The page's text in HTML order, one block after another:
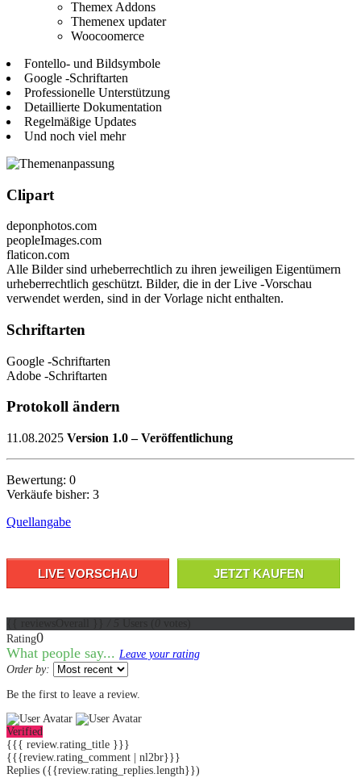
Themex Addons
Themenex updater
Woocoomerce
Fontello- und Bildsymbole
Google -Schriftarten
Professionelle Unterstützung
Detaillierte Dokumentation
Regelmäßige Updates
Und noch viel mehr
Clipart
deponphotos.com
peopleImages.com
flaticon.com
Alle Bilder sind urheberrechtlich zu ihren jeweiligen Eigentümern
urheberrechtlich geschützt. Bilder, die in der Live -Vorschau
verwendet werden, sind in der Vorlage nicht enthalten.
Schriftarten
Google -Schriftarten
Adobe -Schriftarten
Protokoll ändern
11.08.2025 Version 1.0 – Veröffentlichung
Bewertung: 0
Verkäufe bisher: 3
Quellangabe
LIVE VORSCHAU JETZT KAUFEN
Rating0
What people say... Leave your rating
Order by:
Be the first to leave a review.
Verified
{{{ review.rating_title }}}
{{{review.rating_comment | nl2br}}}
Replies ({{review.rating_replies.length}})